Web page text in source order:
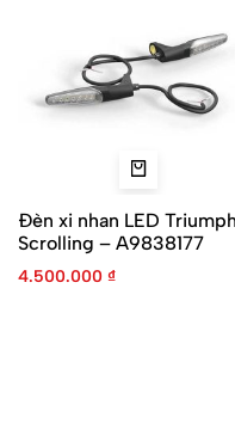
Đèn xi nhan LED Triumph
Scrolling – A9838177
4.500.000 ₫